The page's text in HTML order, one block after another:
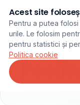
Acest site
Pentru a putea
urile. Le folosim
pentru statistici și
Politica cookie